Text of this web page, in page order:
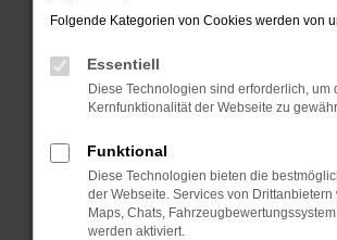
Prüfe deine
können das Laden bestimmter
verhindern. Funktioniert die Seite
anderen Browser oder in einem
Starte dein Gerät neu.
Das kann manchmal helfen,
Probleme zu beheben.
Folgende Kategorien von Cookies werden von
Essentiell
Diese Technologien sind erforderlich, um
Kernfunktionalität der Webseite zu
Funktional
Diese Technologien bieten die
der Webseite. Services von Drittanbietern
Maps, Chats,
werden aktiviert.